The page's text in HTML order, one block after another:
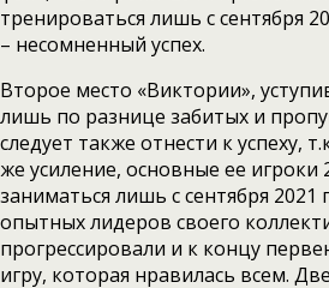
тренироваться лишь с сентября
– несомненный успех.
Второе место «Виктории»,
лишь по разнице забитых и
следует также отнести к успеху,
же усиление, основные ее игроки
заниматься лишь с сентября 2021
опытных лидеров своего
прогрессировали и к концу
игру, которая нравилась всем.